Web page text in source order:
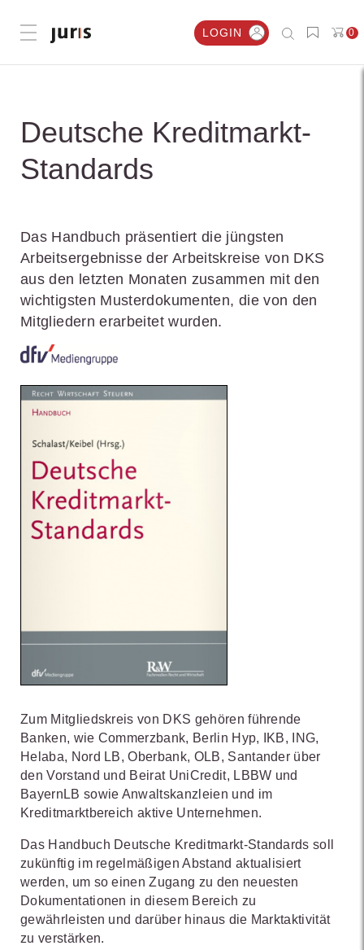
Menü öffnen LOGIN 0
Deutsche Kreditmarkt-
Standards
Das Handbuch präsentiert die jüngsten
Arbeitsergebnisse der Arbeitskreise von DKS
aus den letzten Monaten zusammen mit den
wichtigsten Musterdokumenten, die von den
Mitgliedern erarbeitet wurden.
Zum Mitgliedskreis von DKS gehören führende
Banken, wie Commerzbank, Berlin Hyp, IKB, ING,
Helaba, Nord LB, Oberbank, OLB, Santander über
den Vorstand und Beirat UniCredit, LBBW und
BayernLB sowie Anwaltskanzleien und im
Kreditmarktbereich aktive Unternehmen.
Das Handbuch Deutsche Kreditmarkt-Standards soll
zukünftig im regelmäßigen Abstand aktualisiert
werden, um so einen Zugang zu den neuesten
Dokumentationen in diesem Bereich zu
gewährleisten und darüber hinaus die Marktaktivität
zu verstärken.